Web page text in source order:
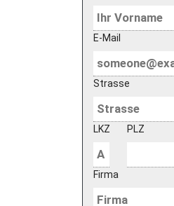
E-Mail
Strasse
LKZ PLZ
Firma